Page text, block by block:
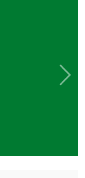
Next